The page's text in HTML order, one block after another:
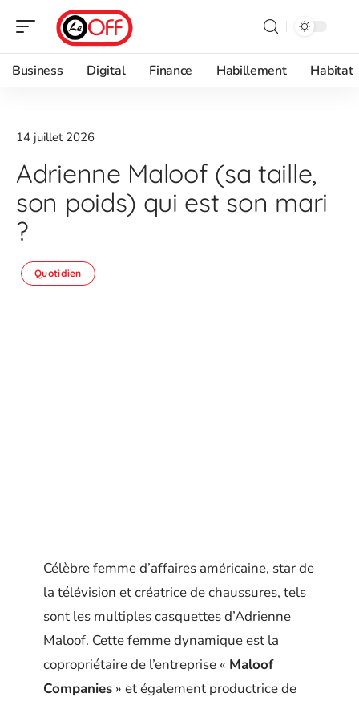
Business Digital Finance Habillement Habitat
14 juillet 2026
Adrienne Maloof (sa taille,
son poids) qui est son mari
?
Quotidien
Célèbre femme d’affaires américaine, star de
la télévision et créatrice de chaussures, tels
sont les multiples casquettes d’Adrienne
Maloof. Cette femme dynamique est la
copropriétaire de l’entreprise « Maloof
Companies » et également productrice de